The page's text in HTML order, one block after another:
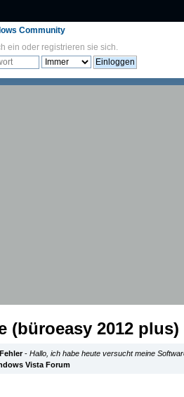
Community
ein oder registrieren sie sich.
2012
-Hallo, ich habe heute versucht meine
Vista Forum